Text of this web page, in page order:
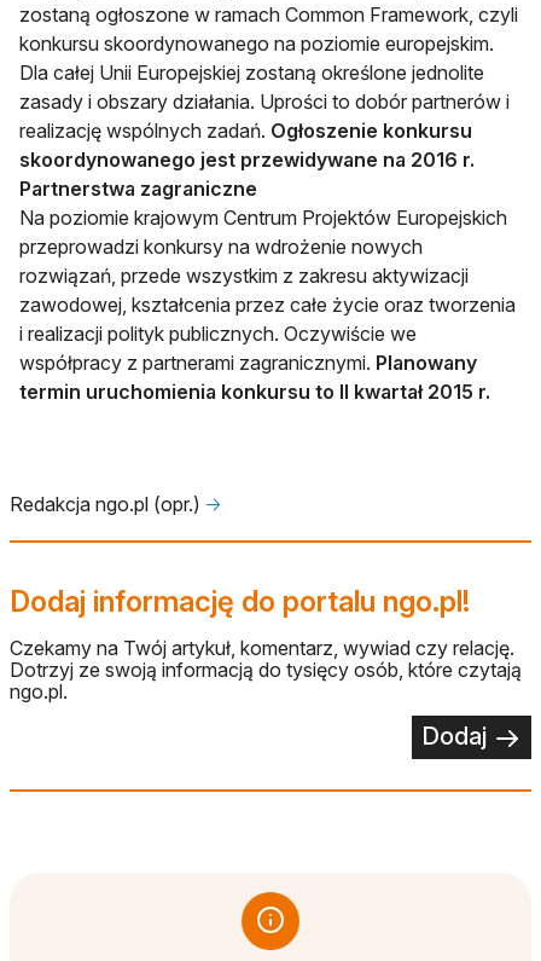
zostaną ogłoszone w ramach Common Framework, czyli
konkursu skoordynowanego na poziomie europejskim.
Dla całej Unii Europejskiej zostaną określone jednolite
zasady i obszary działania. Uprości to dobór partnerów i
realizację wspólnych zadań. Ogłoszenie konkursu
skoordynowanego jest przewidywane na 2016 r.
Partnerstwa zagraniczne
Na poziomie krajowym Centrum Projektów Europejskich
przeprowadzi konkursy na wdrożenie nowych
rozwiązań, przede wszystkim z zakresu aktywizacji
zawodowej, kształcenia przez całe życie oraz tworzenia
i realizacji polityk publicznych. Oczywiście we
współpracy z partnerami zagranicznymi. Planowany
termin uruchomienia konkursu to II kwartał 2015 r.
Redakcja ngo.pl (opr.) 🡢
Dodaj informację do portalu ngo.pl!
Czekamy na Twój artykuł, komentarz, wywiad czy relację.
Dotrzyj ze swoją informacją do tysięcy osób, które czytają
ngo.pl.
Dodaj